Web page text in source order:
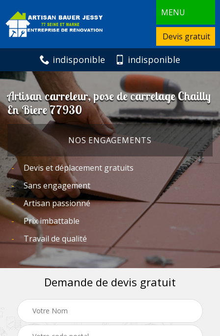
MENU
Devis gratuit
indisponible indisponible
Artisan carreleur, pose de carrelage Chailly
En Biere 77930
NOS ENGAGEMENTS
Devis et déplacement gratuits
Sans engagement
Artisan passionné
Prix imbattable
Travail de qualité
Demande de devis gratuit